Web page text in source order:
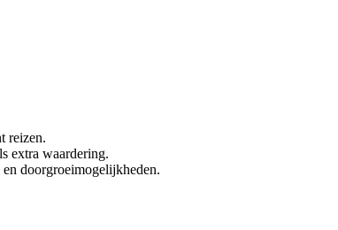
reizen.
extra waardering.
doorgroeimogelijkheden.